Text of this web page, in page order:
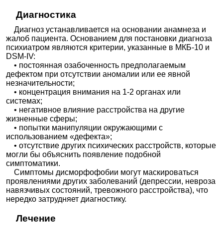
Диагностика
Диагноз устанавливается на основании анамнеза и
жалоб пациента. Основанием для постановки диагноза
психиатром являются критерии, указанные в МКБ-10 и
DSM-IV:
• постоянная озабоченность предполагаемым
дефектом при отсутствии аномалии или ее явной
незначительности;
• концентрация внимания на 1-2 органах или
системах;
• негативное влияние расстройства на другие
жизненные сферы;
• попытки манипуляции окружающими с
использованием «дефекта»;
• отсутствие других психических расстройств, которые
могли бы объяснить появление подобной
симптоматики.
Симптомы дисморфофобии могут маскироваться
проявлениями других заболеваний (депрессии, невроза
навязчивых состояний, тревожного расстройства), что
нередко затрудняет диагностику.
Лечение